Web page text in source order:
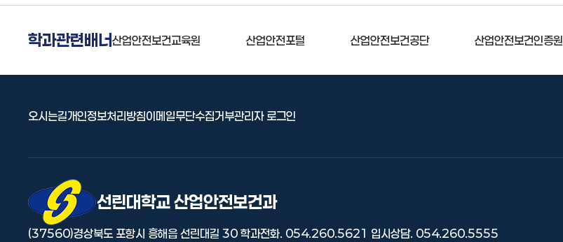
학과관련배너
전보건인증원 산업안전보건교육원 산업안전포털 산업안전보건공단 산업안전보건인증원
오시는길개인정보처리방침이메일무단수집거부관리자 로그인
선린대 로고
선린대학교 산업안전보건과
(37560)경상북도 포항시 흥해읍 선린대길 30 학과전화. 054.260.5621 입시상담. 054.260.5555